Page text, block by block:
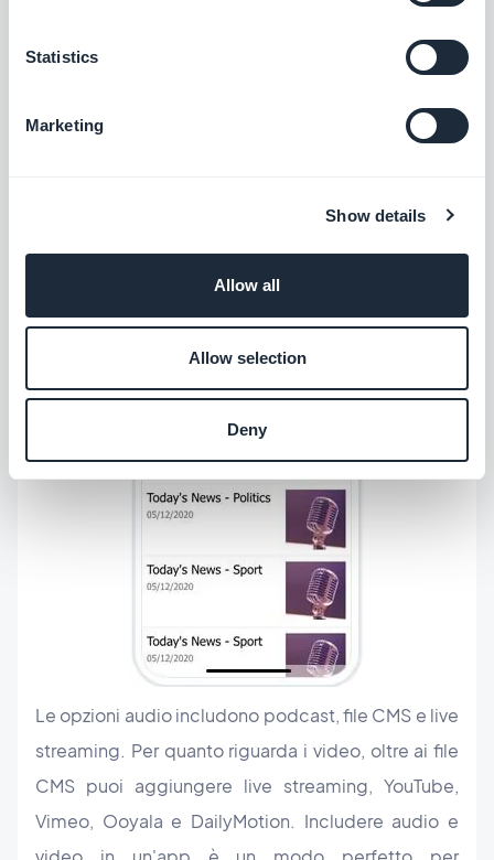
Statistics
Marketing
Show details
Allow all
Allow selection
Deny
Tipi di applicazioni: Eventi, Gite/Concerti,
Le opzioni audio includono podcast, file CMS e live
streaming. Per quanto riguarda i video, oltre ai file
CMS puoi aggiungere live streaming, YouTube,
Vimeo, Ooyala e DailyMotion. Includere audio e